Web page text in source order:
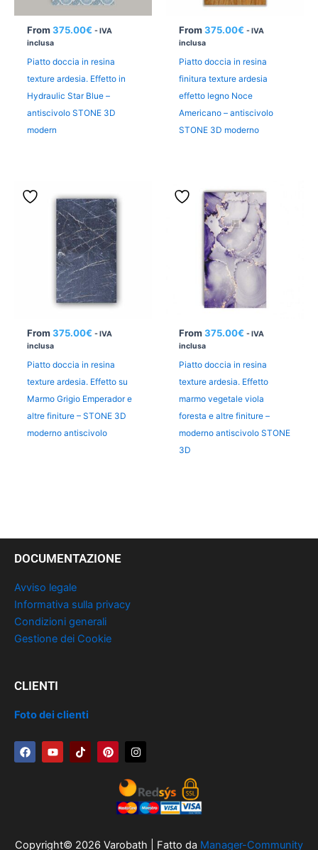
From 375.00€ - IVA
inclusa
Piatto doccia in resina
texture ardesia. Effetto in
Hydraulic Star Blue –
antiscivolo STONE 3D
modern
From 375.00€ - IVA
inclusa
Piatto doccia in resina
finitura texture ardesia
effetto legno Noce
Americano – antiscivolo
STONE 3D moderno
From 375.00€ - IVA
inclusa
Piatto doccia in resina
texture ardesia. Effetto su
Marmo Grigio Emperador e
altre finiture – STONE 3D
moderno antiscivolo
From 375.00€ - IVA
inclusa
Piatto doccia in resina
texture ardesia. Effetto
marmo vegetale viola
foresta e altre finiture –
moderno antiscivolo STONE
3D
DOCUMENTAZIONE
Avviso legale
Informativa sulla privacy
Condizioni generali
Gestione dei Cookie
CLIENTI
Foto dei clienti
F
a
Y
o
T
i
P
i
I
n
a
g
r
Copyright© 2026 Varobath | Fatto da Manager-Community